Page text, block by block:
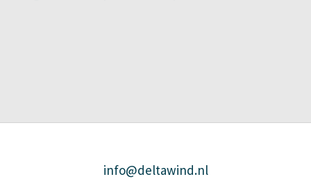
info@deltawind.nl